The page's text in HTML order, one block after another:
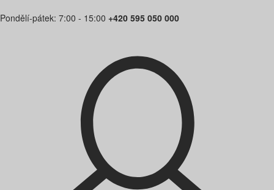
Pondělí-pátek: 7:00 - 15:00 +420 595 050 000